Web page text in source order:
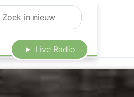
► Live Radio